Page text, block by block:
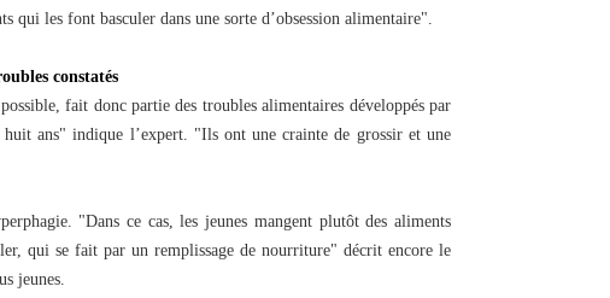
qui les font basculer dans une sorte d’obsession alimentaire".
constatés
fait donc partie des troubles alimentaires développés par
huit ans" indique l’expert. "Ils ont une crainte de grossir et une
"Dans ce cas, les jeunes mangent plutôt des aliments
qui se fait par un remplissage de nourriture" décrit encore le
jeunes.